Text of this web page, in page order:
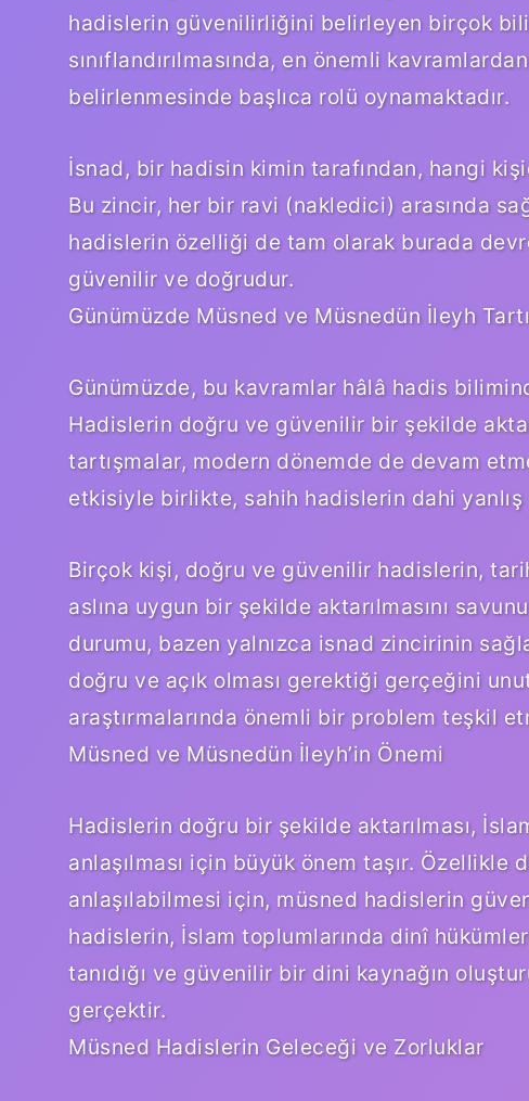
hadislerin güvenilirliğini belirleyen birçok
sınıflandırılmasında, en önemli
belirlenmesinde başlıca rolü oynamaktadır.
İsnad, bir hadisin kimin tarafından, hangi
Bu zincir, her bir ravi (nakledici) arasında
hadislerin özelliği de tam olarak burada
güvenilir ve doğrudur.
Günümüzde Müsned ve Müsnedün İleyh
Günümüzde, bu kavramlar hâlâ hadis
Hadislerin doğru ve güvenilir bir şekilde
tartışmalar, modern dönemde de devam
etkisiyle birlikte, sahih hadislerin dahi yanlış
Birçok kişi, doğru ve güvenilir hadislerin,
aslına uygun bir şekilde aktarılmasını
durumu, bazen yalnızca isnad zincirinin
doğru ve açık olması gerektiği gerçeğini
araştırmalarında önemli bir problem teşkil
Müsned ve Müsnedün İleyh’in Önemi
Hadislerin doğru bir şekilde aktarılması,
anlaşılması için büyük önem taşır.
anlaşılabilmesi için, müsned hadislerin
hadislerin, İslam toplumlarında dinî
tanıdığı ve güvenilir bir dini kaynağın
gerçektir.
Müsned Hadislerin Geleceği ve Zorluklar